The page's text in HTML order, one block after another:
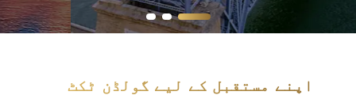
اپنے مستقبل کے لیے گولڈن ٹکٹ